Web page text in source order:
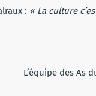
: « La culture
L’équipe des As